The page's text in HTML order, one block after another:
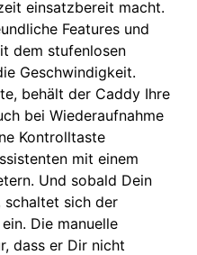
einsatzbereit macht.
Features und
dem stufenlosen
Geschwindigkeit.
behält der Caddy Ihre
bei Wiederaufnahme
Kontrolltaste
mit einem
Und sobald Dein
schaltet sich der
Die manuelle
dass er Dir nicht